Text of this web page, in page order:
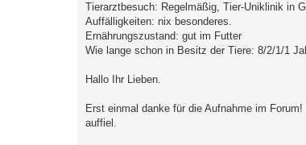
Tierarztbesuch: Regelmäßig, Tier-Uniklinik in
Auffälligkeiten: nix besonderes.
Ernährungszustand: gut im Futter
Wie lange schon in Besitz der Tiere: 8/2/1/1
Hallo Ihr Lieben.
Erst einmal danke für die Aufnahme im
auffiel.